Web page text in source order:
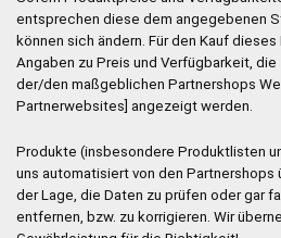
entsprechen diese dem angegebenen
können sich ändern. Für den Kauf
Angaben zu Preis und Verfügbarkeit,
der/den maßgeblichen Partnershops
Partnerwebsites] angezeigt werden.
Produkte (insbesondere Produktlisten
uns automatisiert von den Partnershops
der Lage, die Daten zu prüfen oder gar
entfernen, bzw. zu korrigieren. Wir